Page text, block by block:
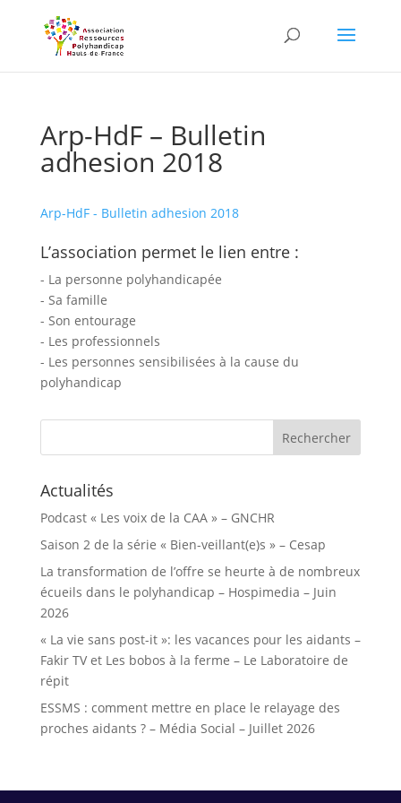
content
Arp-HdF – Bulletin
adhesion 2018
Arp-HdF - Bulletin adhesion 2018
L’association permet le lien entre :
- La personne polyhandicapée
- Sa famille
- Son entourage
- Les professionnels
- Les personnes sensibilisées à la cause du
polyhandicap
Rechercher :
Actualités
Podcast « Les voix de la CAA » – GNCHR
Saison 2 de la série « Bien-veillant(e)s » – Cesap
La transformation de l’offre se heurte à de nombreux
écueils dans le polyhandicap – Hospimedia – Juin
2026
« La vie sans post-it »: les vacances pour les aidants –
Fakir TV et Les bobos à la ferme – Le Laboratoire de
répit
ESSMS : comment mettre en place le relayage des
proches aidants ? – Média Social – Juillet 2026